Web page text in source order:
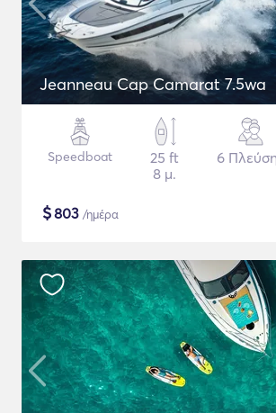
Jeanneau Cap Camarat 7.5wa
Speedboat
25 ft
8 μ.
6
$803 /ημέρα